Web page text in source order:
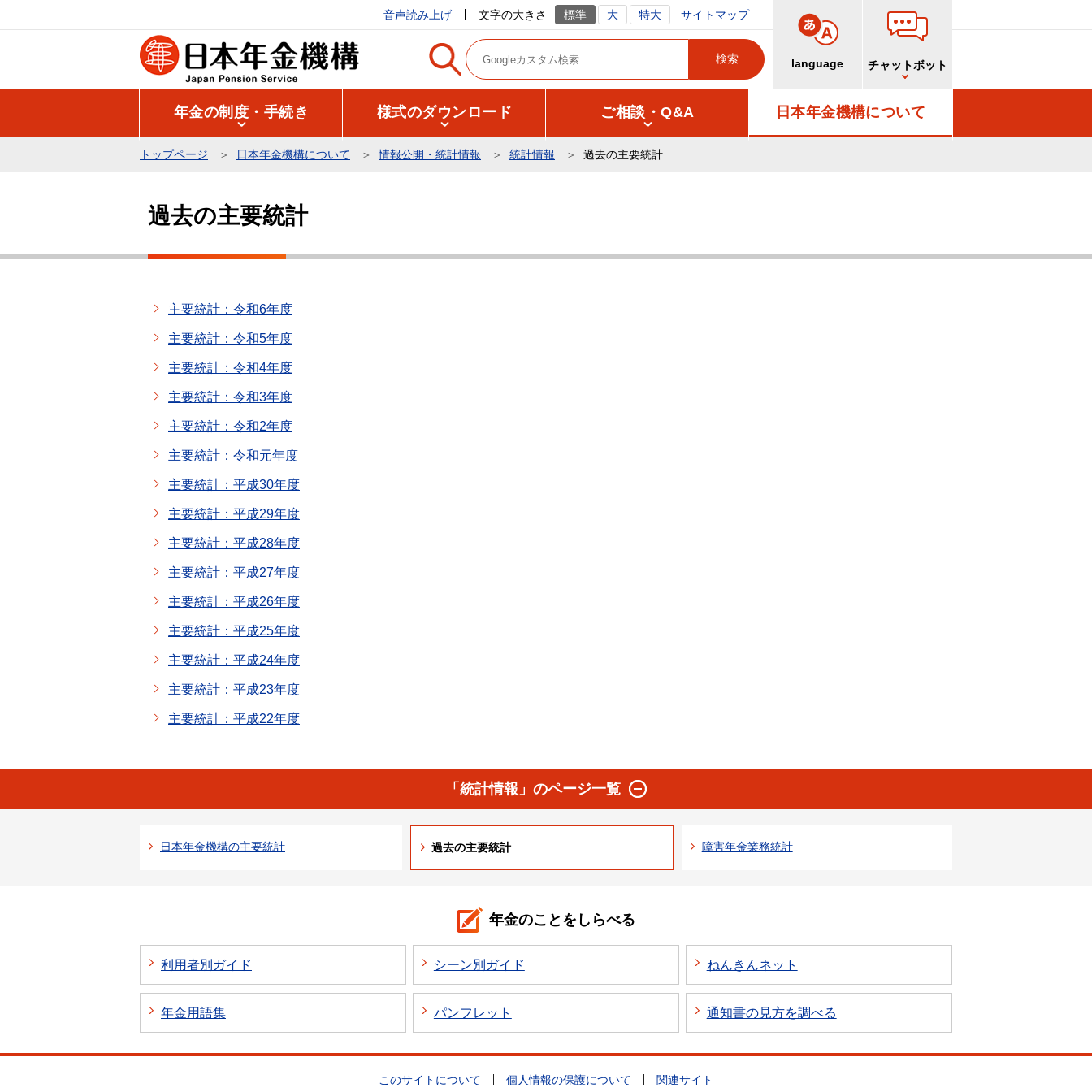
の
音声読み上げ 文字の大きさ 標準 大 特大 サイトマップ
language チャットボット
年金の制度・手続き 様式のダウンロード ご相談・Q&A 日本年金機構について
トップページ 日本年金機構について 情報公開・統計情報 統計情報 過去の主要統計
過去の主要統計
主要統計：令和6年度
主要統計：令和5年度
主要統計：令和4年度
主要統計：令和3年度
主要統計：令和2年度
主要統計：令和元年度
主要統計：平成30年度
主要統計：平成29年度
主要統計：平成28年度
主要統計：平成27年度
主要統計：平成26年度
主要統計：平成25年度
主要統計：平成24年度
主要統計：平成23年度
主要統計：平成22年度
「統計情報」のページ一覧
日本年金機構の主要統計 過去の主要統計 障害年金業務統計
年金のことをしらべる
利用者別ガイド シーン別ガイド ねんきんネット
年金用語集 パンフレット 通知書の見方を調べる
このサイトについて 個人情報の保護について 関連サイト